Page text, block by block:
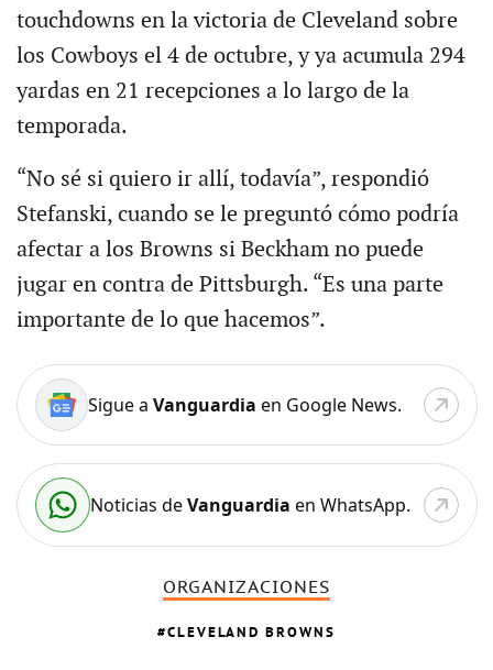
touchdowns en la victoria de Cleveland sobre
los Cowboys el 4 de octubre, y ya acumula 294
yardas en 21 recepciones a lo largo de la
temporada.
“No sé si quiero ir allí, todavía”, respondió
Stefanski, cuando se le preguntó cómo podría
afectar a los Browns si Beckham no puede
jugar en contra de Pittsburgh. “Es una parte
importante de lo que hacemos”.
Sigue a Vanguardia en Google News.
Noticias deVanguardia en WhatsApp.
ORGANIZACIONES
CLEVELAND BROWNS